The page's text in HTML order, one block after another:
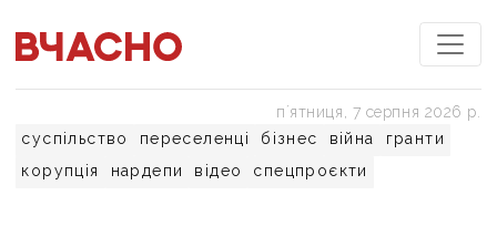
суспільство переселенці бізнес війна
гранти
корупція
нардепи відео спецпроєкти
пʼятниця, 7 серпня 2026 р.